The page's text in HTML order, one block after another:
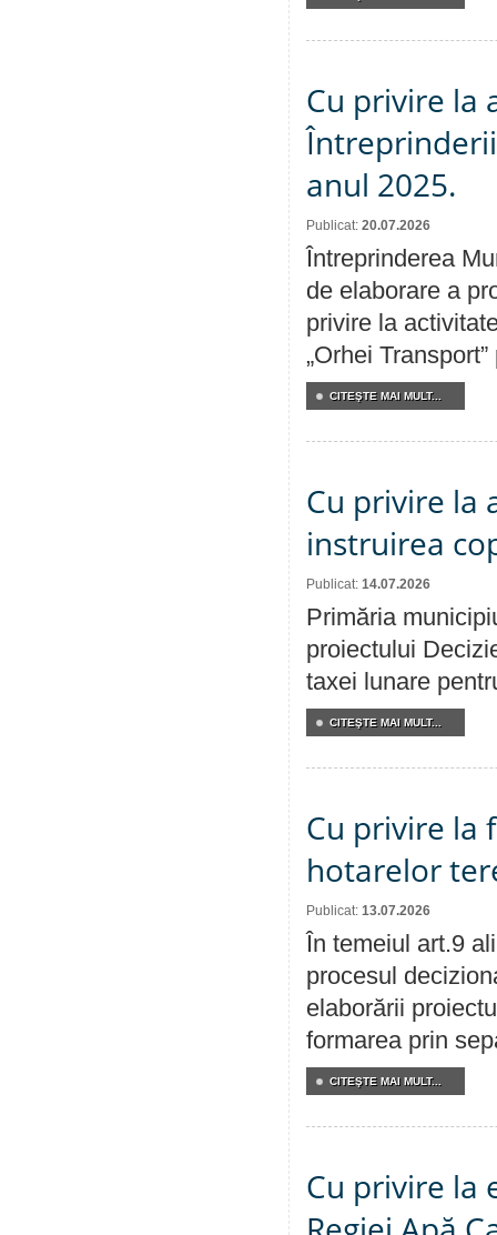
Cu privire la
anul 2025.
Publicat: 20.07.2026
Întreprinderea
de elaborare a
privire la
„Orhei
CITEŞTE MAI MULT...
Cu privire la
instruirea
Publicat: 14.07.2026
Primăria
proiectului
taxei lunare
CITEŞTE MAI MULT...
Cu privire la
hotarelor
Publicat: 13.07.2026
În temeiul art.9
procesul
elaborării
formarea prin
CITEŞTE MAI MULT...
Cu privire la